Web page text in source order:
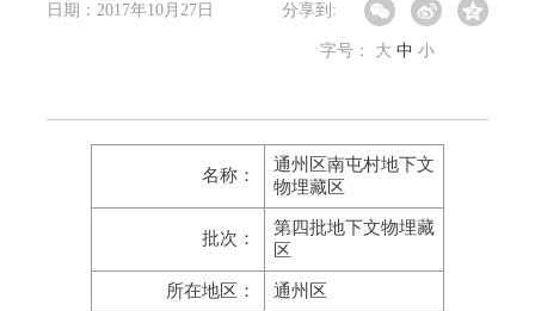
日期：2017年10月27日 分享到:
字号： 大 中 小
名称：
通州区南屯村地下文
物埋藏区
批次：
第四批地下文物埋藏
区
所在地区： 通州区